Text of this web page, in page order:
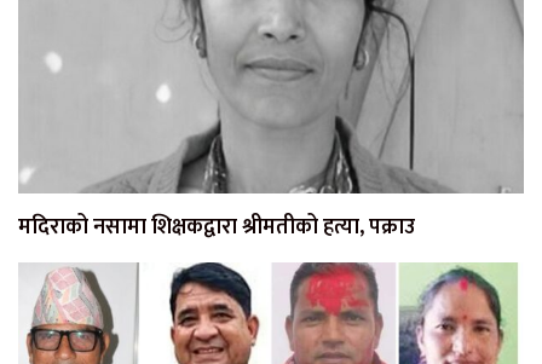
मदिराको नसामा शिक्षकद्वारा श्रीमतीको हत्या, पक्राउ